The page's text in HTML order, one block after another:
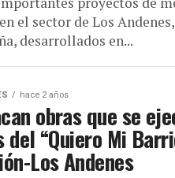
el sector de Los
desarrollados en...
hace 2 años
obras que se
del “Quiero Mi
Los Andenes